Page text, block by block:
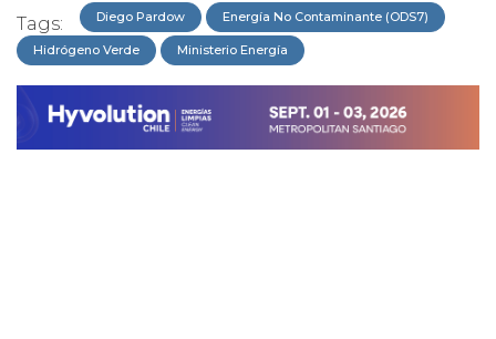
Tags: Diego Pardow Energía No Contaminante (ODS7)
Hidrógeno Verde Ministerio Energía